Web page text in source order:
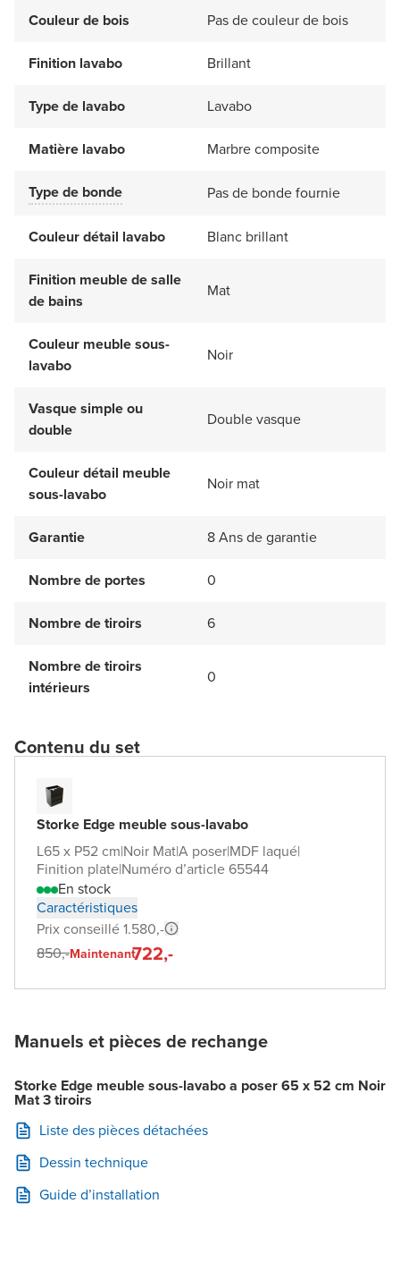
Couleur de bois Pas de couleur de bois
Finition lavabo Brillant
Type de lavabo Lavabo
Matière lavabo Marbre composite
Type de bonde Pas de bonde fournie
Couleur détail lavabo Blanc brillant
Finition meuble de salle
de bains
Mat
Couleur meuble sous-
lavabo
Noir
Vasque simple ou
double
Double vasque
Couleur détail meuble
sous-lavabo
Noir mat
Garantie 8 Ans de garantie
Nombre de portes 0
Nombre de tiroirs 6
Nombre de tiroirs
intérieurs
0
Contenu du set
Storke Edge meuble sous-lavabo
L65 x P52 cm|Noir Mat|A poser|MDF laqué|
Finition plate|Numéro d’article 65544
En stock
Caractéristiques
Prix conseillé 1.580,-
850,-Maintenant722,-
Manuels et pièces de rechange
Storke Edge meuble sous-lavabo a poser 65 x 52 cm Noir
Mat 3 tiroirs
Liste des pièces détachées
Dessin technique
Guide d’installation